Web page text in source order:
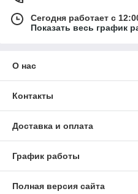
Сегодня работает с
Показать весь график
О нас
Контакты
Доставка и оплата
График работы
Полная версия сайта